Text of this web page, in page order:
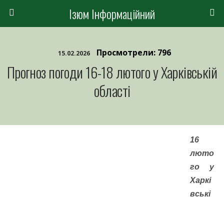
Ізюм Інформаційний
15.02.2026 Просмотрели: 796
Прогноз погоди 16-18 лютого у Харківській
області
16
люто
го у
Харкі
вські